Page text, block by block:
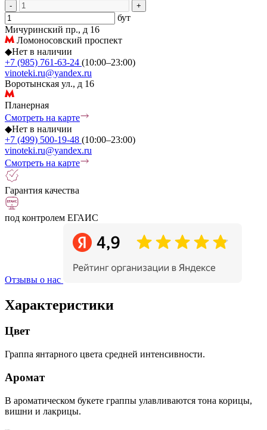
- +
бут
Мичуринский пр., д 16
Ломоносовский проспект
◆Нет в наличии
+7 (985) 761-63-24 (10:00–23:00)
vinoteki.ru@yandex.ru
Воротынская ул., д 16
Планерная
Смотреть на карте
◆Нет в наличии
+7 (499) 500-19-48 (10:00–23:00)
vinoteki.ru@yandex.ru
Смотреть на карте
Гарантия качества
под контролем ЕГАИС
Отзывы о нас
Характеристики
Цвет
Граппа янтарного цвета средней интенсивности.
Аромат
В ароматическом букете граппы улавливаются тона корицы,
вишни и лакрицы.